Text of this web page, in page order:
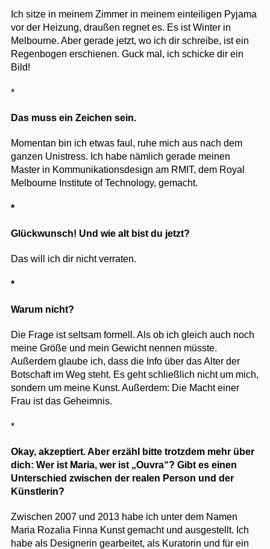
Ich sitze in meinem Zimmer in meinem einteiligen Pyjama
vor der Heizung, draußen regnet es. Es ist Winter in
Melbourne. Aber gerade jetzt, wo ich dir schreibe, ist ein
Regenbogen erschienen. Guck mal, ich schicke dir ein
Bild!
*
Das muss ein Zeichen sein.
Momentan bin ich etwas faul, ruhe mich aus nach dem
ganzen Unistress. Ich habe nämlich gerade meinen
Master in Kommunikationsdesign am RMIT, dem Royal
Melbourne Institute of Technology, gemacht.
*
Glückwunsch! Und wie alt bist du jetzt?
Das will ich dir nicht verraten.
*
Warum nicht?
Die Frage ist seltsam formell. Als ob ich gleich auch noch
meine Größe und mein Gewicht nennen müsste.
Außerdem glaube ich, dass die Info über das Alter der
Botschaft im Weg steht. Es geht schließlich nicht um mich,
sondern um meine Kunst. Außerdem: Die Macht einer
Frau ist das Geheimnis.
*
Okay, akzeptiert. Aber erzähl bitte trotzdem mehr über
dich: Wer ist Maria, wer ist „Ouvra“? Gibt es einen
Unterschied zwischen der realen Person und der
Künstlerin?
Zwischen 2007 und 2013 habe ich unter dem Namen
Maria Rozalia Finna Kunst gemacht und ausgestellt. Ich
habe als Designerin gearbeitet, als Kuratorin und für ein